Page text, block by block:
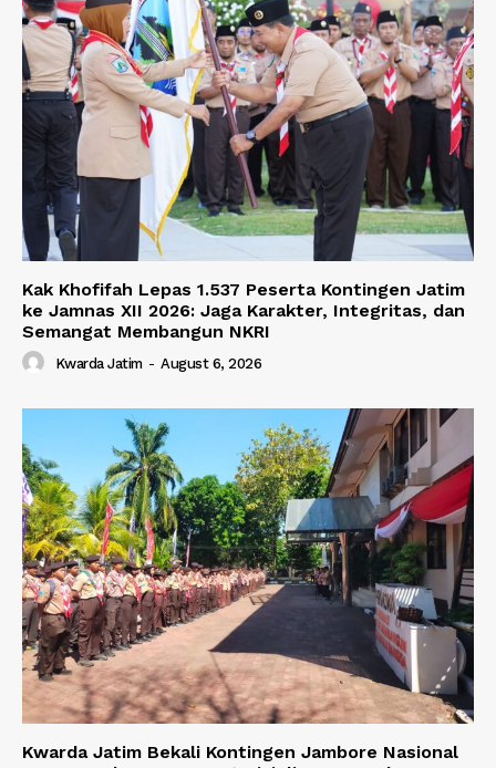
Kak Khofifah Lepas 1.537 Peserta Kontingen Jatim
ke Jamnas XII 2026: Jaga Karakter, Integritas, dan
Semangat Membangun NKRI
Kwarda Jatim - August 6, 2026
Kwarda Jatim Bekali Kontingen Jambore Nasional